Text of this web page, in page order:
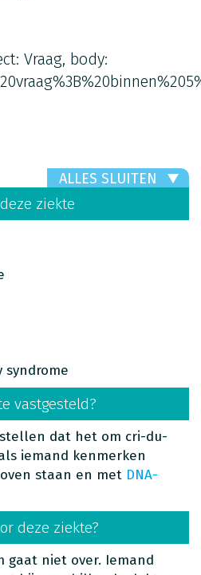
Vraag, body:
ALLES SLUITEN
ziekte
syndrome
vastgesteld?
dat het om cri-du-
iemand kenmerken
staan en met DNA-
deze ziekte?
gaat niet over. Iemand